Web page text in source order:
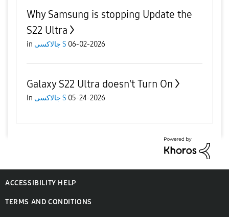
Why Samsung is stopping Update the
S22 Ultra
in جالاكسى S 06-02-2026
Galaxy S22 Ultra doesn't Turn On
in جالاكسى S 05-24-2026
ACCESSIBILITY HELP
TERMS AND CONDITIONS